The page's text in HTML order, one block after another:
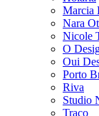
Marcia
Nara
Nicole
O
Oui
Porto
Riva
Studio
Traço